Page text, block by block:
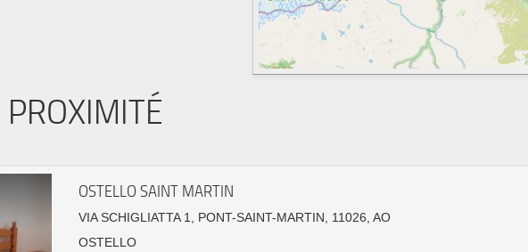
OSTELLO SAINT MARTIN
VIA SCHIGLIATTA 1, PONT-SAINT-MARTIN, 11026, AO
OSTELLO